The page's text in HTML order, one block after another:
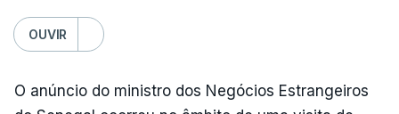
OUVIR
O anúncio do ministro dos Negócios Estrangeiros